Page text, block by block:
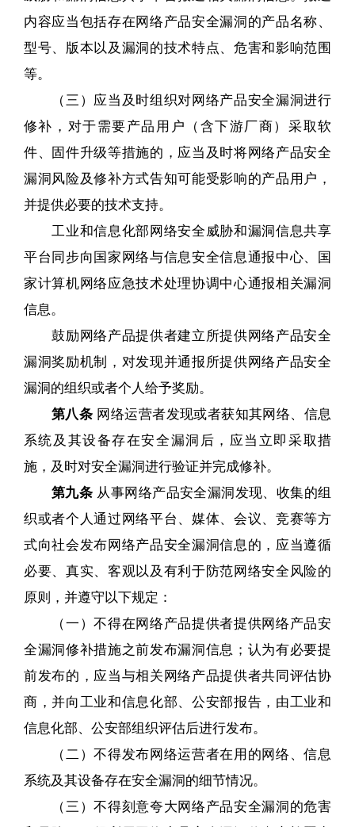
内容应当包括存在网络产品安全漏洞的产品名称、
型号、版本以及漏洞的技术特点、危害和影响范围
等。
（三）应当及时组织对网络产品安全漏洞进行
修补，对于需要产品用户（含下游厂商）采取软
件、固件升级等措施的，应当及时将网络产品安全
漏洞风险及修补方式告知可能受影响的产品用户，
并提供必要的技术支持。
工业和信息化部网络安全威胁和漏洞信息共享
平台同步向国家网络与信息安全信息通报中心、国
家计算机网络应急技术处理协调中心通报相关漏洞
信息。
鼓励网络产品提供者建立所提供网络产品安全
漏洞奖励机制，对发现并通报所提供网络产品安全
漏洞的组织或者个人给予奖励。
第八条网络运营者发现或者获知其网络、信息
系统及其设备存在安全漏洞后，应当立即采取措
施，及时对安全漏洞进行验证并完成修补。
第九条从事网络产品安全漏洞发现、收集的组
织或者个人通过网络平台、媒体、会议、竞赛等方
式向社会发布网络产品安全漏洞信息的，应当遵循
必要、真实、客观以及有利于防范网络安全风险的
原则，并遵守以下规定：
（一）不得在网络产品提供者提供网络产品安
全漏洞修补措施之前发布漏洞信息；认为有必要提
前发布的，应当与相关网络产品提供者共同评估协
商，并向工业和信息化部、公安部报告，由工业和
信息化部、公安部组织评估后进行发布。
（二）不得发布网络运营者在用的网络、信息
系统及其设备存在安全漏洞的细节情况。
（三）不得刻意夸大网络产品安全漏洞的危害